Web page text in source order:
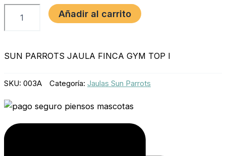
Añadir al carrito
SUN PARROTS JAULA FINCA GYM TOP I
SKU: 003A Categoría: Jaulas Sun Parrots